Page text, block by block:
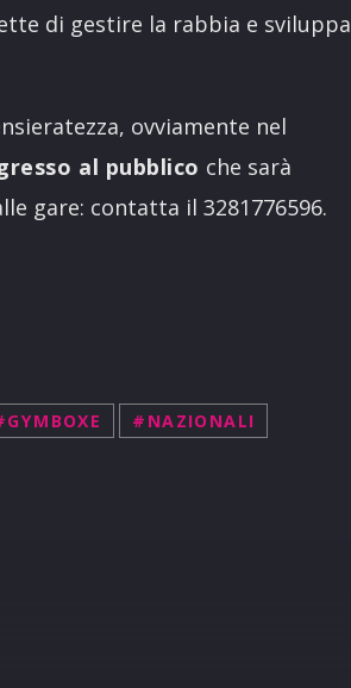
di gestire la rabbia e sviluppa
ovviamente nel
al pubblico che sarà
gare: contatta il 3281776596.
#NAZIONALI